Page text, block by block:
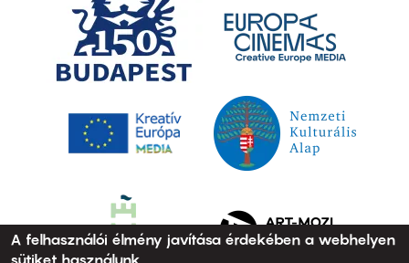
A felhasználói élmény javítása érdekében a webhelyen
sütiket használunk